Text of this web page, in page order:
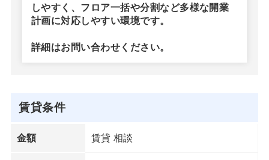
しやすく、フロア一括や分割など多様な開業
計画に対応しやすい環境です。
詳細はお問い合わせください。
賃貸条件
金額 賃貸 相談